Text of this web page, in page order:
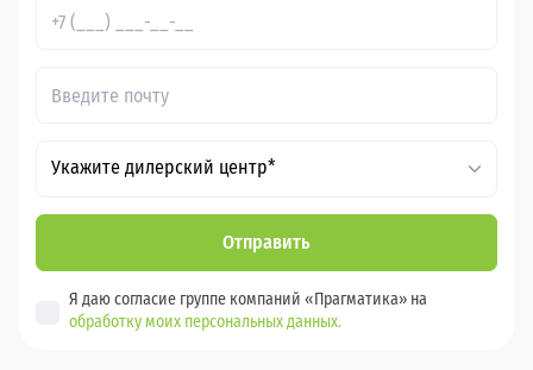
Укажите дилерский центр*
Отправить
Я даю согласие группе компаний «Прагматика» на
обработку моих персональных данных.